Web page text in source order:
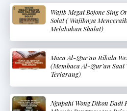
Wajib Megat Bojone Sing
Solat ( Wajibnya
Melakukan Shalat)
Maca Al-Qur’an Rikala
(Membaca Al-Qur’an
Terlarang)
Ngupahi Wong Dikon Dadi